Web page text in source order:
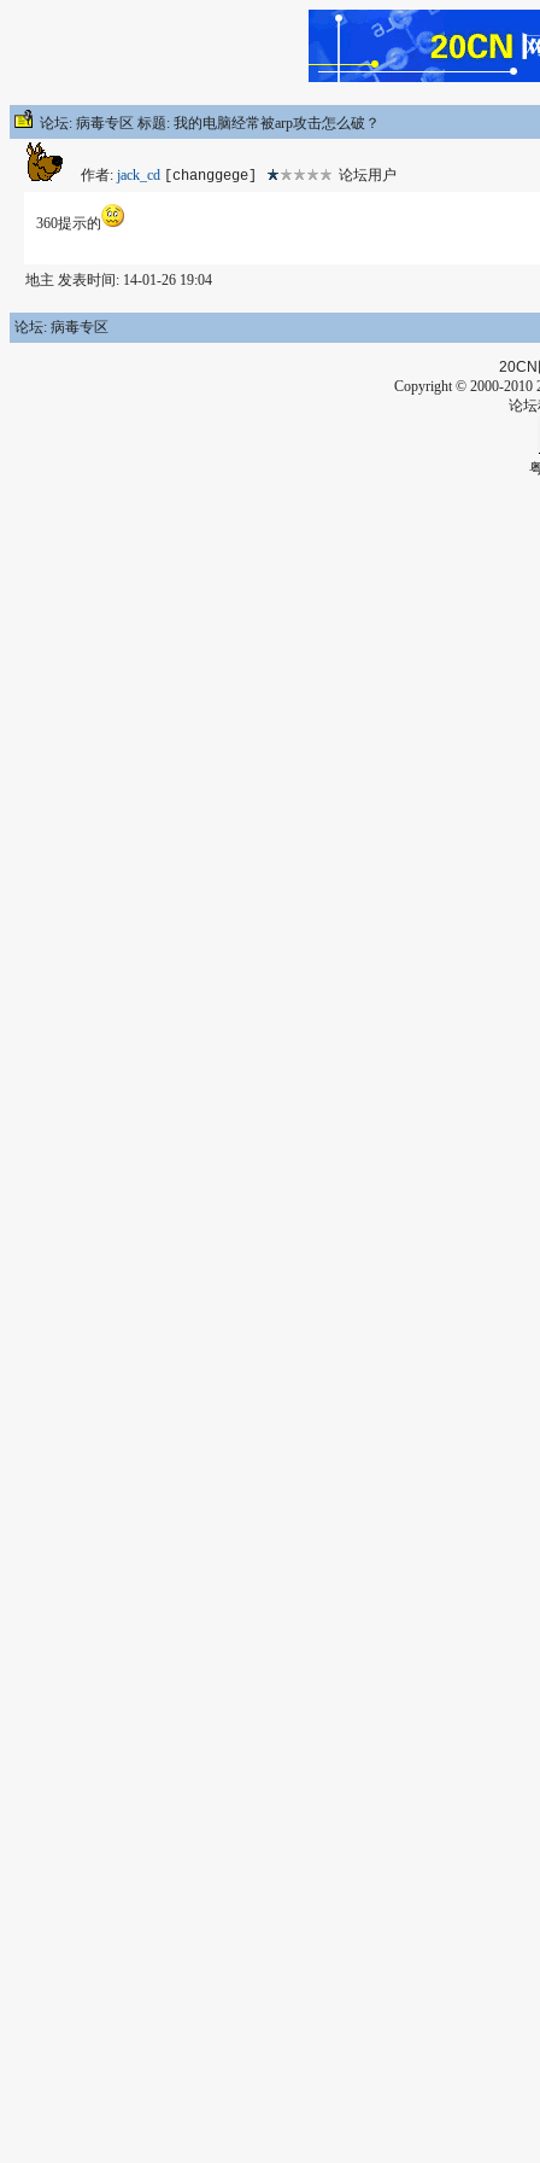
论坛: 病毒专区 标题: 我的电脑经常被arp攻击怎么破？
作者: jack_cd [changgege] 论坛用户
360提示的
地主 发表时间: 14-01-26 19:04
论坛: 病毒专区
20CN
Copyright © 2000-2010
论